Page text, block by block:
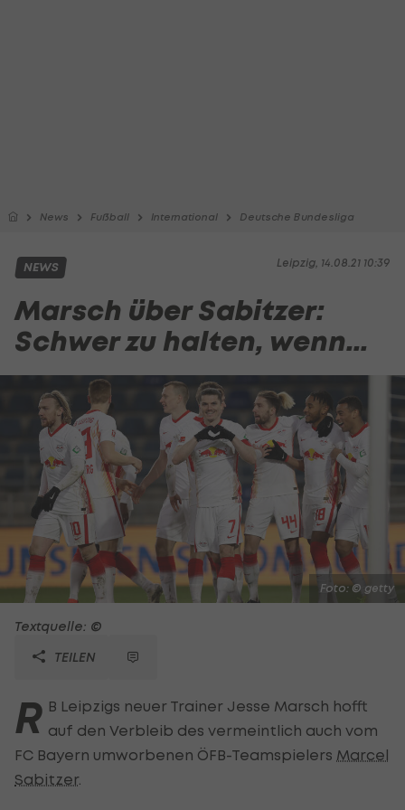
News Fußball International Deutsche Bundesliga
Leipzig, 14.08.21 10:39
NEWS
Marsch über Sabitzer:
Schwer zu halten, wenn...
Foto: © getty
Textquelle: ©
TEILEN
R B Leipzigs neuer Trainer Jesse Marsch hofft
auf den Verbleib des vermeintlich auch vom
FC Bayern umworbenen ÖFB-Teamspielers Marcel
Sabitzer.